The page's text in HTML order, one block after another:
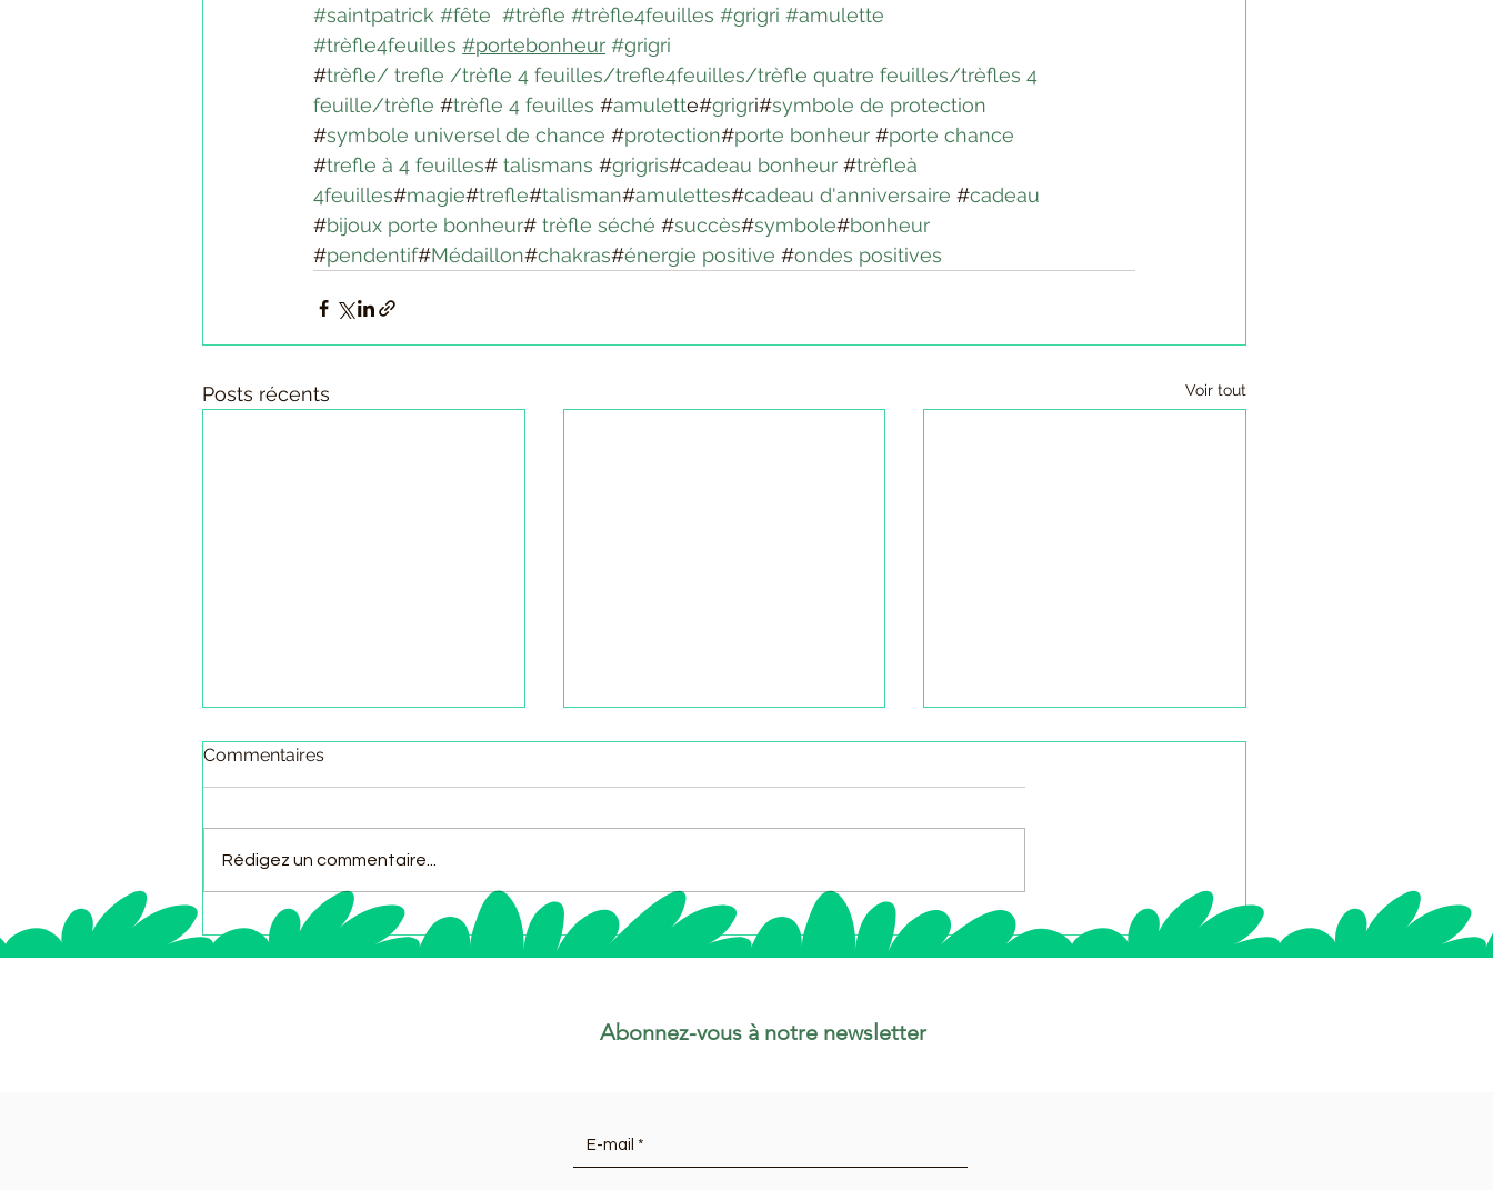
#saintpatrick #fête #trèfle #trèfle4feuilles #grigri #amulette
#trèfle4feuilles #portebonheur #grigri
#trèfle/ trefle /trèfle 4 feuilles/trefle4feuilles/trèfle quatre feuilles/trèfles 4
feuille/trèfle #trèfle 4 feuilles #amulette#grigri#symbole de protection
#symbole universel de chance #protection#porte bonheur #porte chance
#trefle à 4 feuilles# talismans #grigris#cadeau bonheur #trèfleà
4feuilles#magie#trefle#talisman#amulettes#cadeau d'anniversaire #cadeau
#bijoux porte bonheur# trèfle séché #succès#symbole#bonheur
#pendentif#Médaillon#chakras#énergie positive #ondes positives
Posts récents Voir tout
Explorez la signification
trèfle chance : un voyage
Fiole de trèfle porte-
bonheur : un charme
Le Pass Bonheur : avis
boutique pass bonheur
Commentaires
Rédigez un commentaire...
Abonnez-vous à notre newsletter